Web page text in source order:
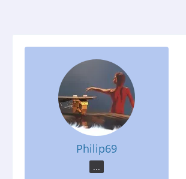
Philip69
...